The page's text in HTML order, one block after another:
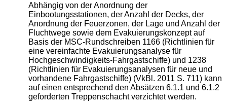
Abhängig von der Anordnung der
Einbootungsstationen, der Anzahl der Decks, der
Anordnung der Feuerzonen, der Lage und Anzahl der
Fluchtwege sowie dem Evakuierungskonzept auf
Basis der MSC-Rundschreiben 1166 (Richtlinien für
eine vereinfachte Evakuierungsanalyse für
Hochgeschwindigkeits-Fahrgastschiffe) und 1238
(Richtlinien für Evakuierungsanalysen für neue und
vorhandene Fahrgastschiffe) (VkBl. 2011 S. 711) kann
auf einen entsprechend den Absätzen 6.1.1 und 6.1.2
geforderten Treppenschacht verzichtet werden.